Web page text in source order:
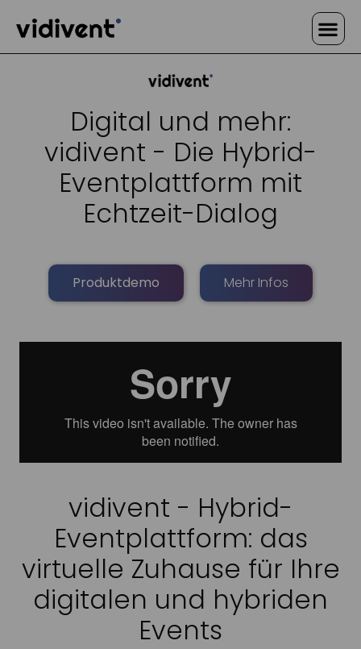
Digital und mehr:
vidivent - Die Hybrid-
Eventplattform mit
Echtzeit-Dialog
Produktdemo Mehr Infos
vidivent - Hybrid-
Eventplattform: das
virtuelle Zuhause für Ihre
digitalen und hybriden
Events